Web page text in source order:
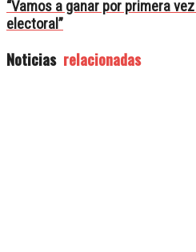
“Vamos a ganar por primera
electoral”
Noticias relacionadas